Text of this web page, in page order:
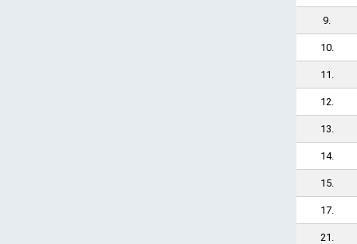
9.
10.
11.
12.
13.
14.
15.
17.
21.